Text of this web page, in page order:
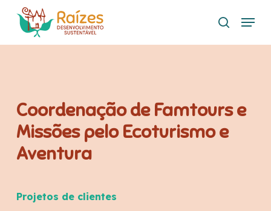
search
Menu
Coordenação de Famtours e
Missões pelo Ecoturismo e
Aventura
Projetos de clientes